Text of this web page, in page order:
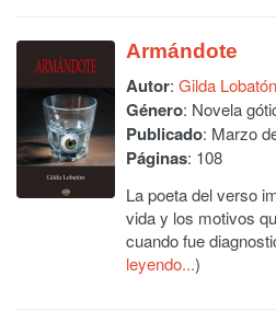
Armándote
Autor: Gilda Lobatón
Género: Novela
Publicado: Marzo
Páginas: 108
La poeta del verso
vida y los motivos
cuando fue
leyendo...)